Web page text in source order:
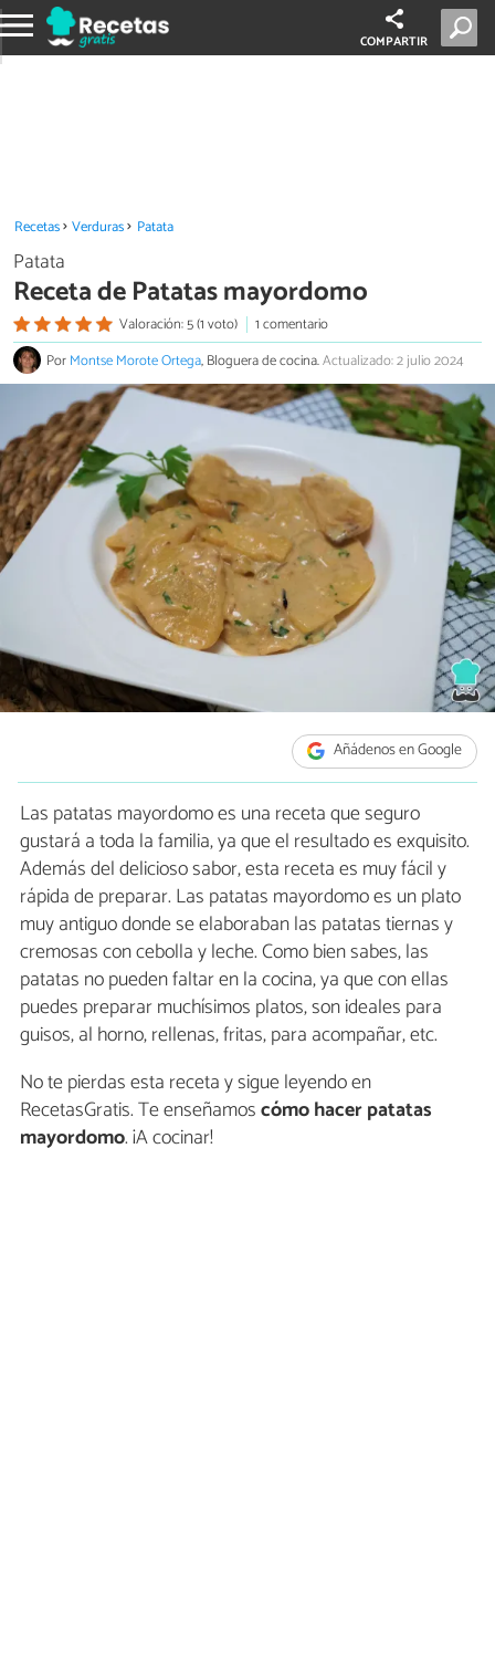
COMPARTIR
Recetas Verduras Patata
Patata
Receta de Patatas mayordomo
Valoración: 5 (1 voto)
1 comentario
PorMontse Morote Ortega, Bloguera de cocina.Actualizado: 2 julio 2024
Añádenos en Google
Las patatas mayordomo es una receta que seguro
gustará a toda la familia, ya que el resultado es exquisito.
Además del delicioso sabor, esta receta es muy fácil y
rápida de preparar. Las patatas mayordomo es un plato
muy antiguo donde se elaboraban las patatas tiernas y
cremosas con cebolla y leche. Como bien sabes, las
patatas no pueden faltar en la cocina, ya que con ellas
puedes preparar muchísimos platos, son ideales para
guisos, al horno, rellenas, fritas, para acompañar, etc.
No te pierdas esta receta y sigue leyendo en
RecetasGratis. Te enseñamoscómo hacer patatas
mayordomo. ¡A cocinar!